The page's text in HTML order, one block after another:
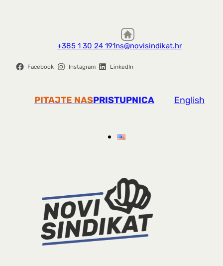
+385 1 30 24 191ns@novisindikat.hr
Facebook Instagram LinkedIn
PITAJTE NASPRISTUPNICA English